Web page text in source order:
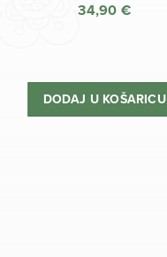
Izvorna
je:
38,80 €.
34,90 €
je:
34,90 €.
DODAJ U KOŠARICU